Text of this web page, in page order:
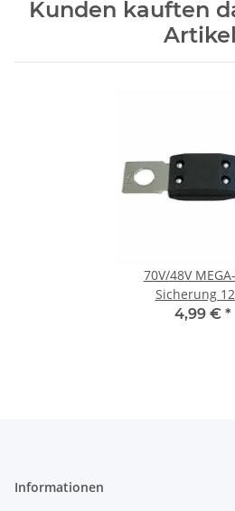
Kunden kauften
70V/48V
Sicherung
4,99 € *
Informationen